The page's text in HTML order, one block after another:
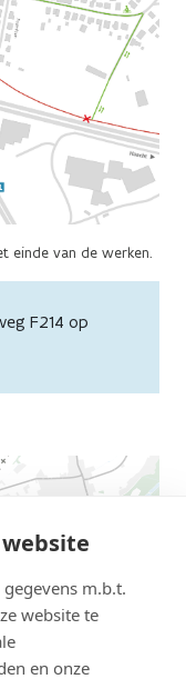
m.b.t.
website te
en onze
einde van de werken.
F214 op